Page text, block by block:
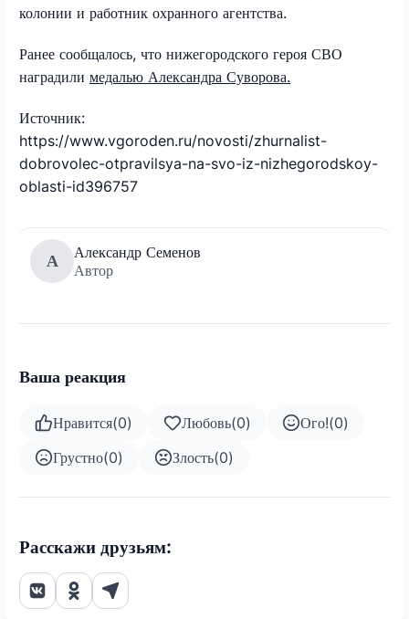
колонии и работник охранного агентства.
Ранее сообщалось, что нижегородского героя СВО
наградили медалью Александра Суворова.
Источник:
https://www.vgoroden.ru/novosti/zhurnalist-
dobrovolec-otpravilsya-na-svo-iz-nizhegorodskoy-
oblasti-id396757
А
Александр Семенов
Автор
Ваша реакция
Нравится(0) Любовь(0) Ого!(0)
Грустно(0) Злость(0)
Расскажи друзьям: